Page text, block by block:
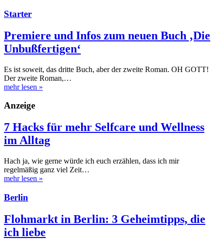
Starter
Premiere und Infos zum neuen Buch ‚Die
Unbußfertigen‘
Es ist soweit, das dritte Buch, aber der zweite Roman. OH GOTT!
Der zweite Roman,…
mehr lesen »
Anzeige
7 Hacks für mehr Selfcare und Wellness
im Alltag
Hach ja, wie gerne würde ich euch erzählen, dass ich mir
regelmäßig ganz viel Zeit…
mehr lesen »
Berlin
Flohmarkt in Berlin: 3 Geheimtipps, die
ich liebe